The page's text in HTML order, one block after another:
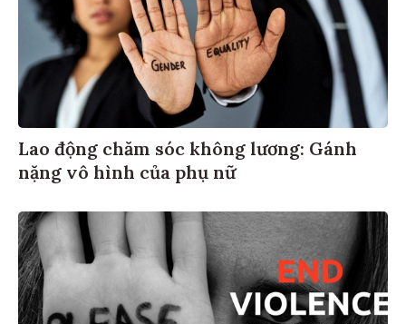
Lao động chăm sóc không lương: Gánh
nặng vô hình của phụ nữ